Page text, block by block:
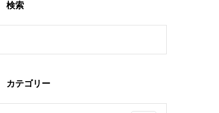
検索
カテゴリー